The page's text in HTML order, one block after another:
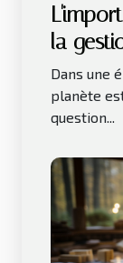
la
Dans une
planète
question...